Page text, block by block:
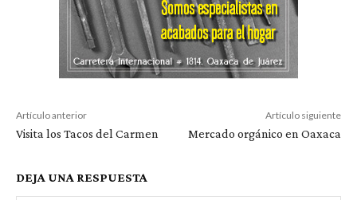
Artículo anterior
Visita los Tacos del Carmen
Artículo siguiente
Mercado orgánico en Oaxaca
DEJA UNA RESPUESTA